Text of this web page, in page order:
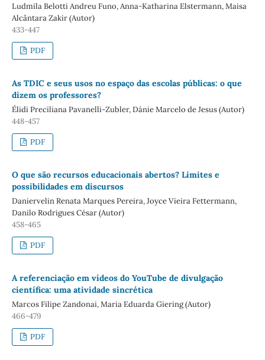
Ludmila Belotti Andreu Funo, Anna-Katharina Elstermann, Maisa
Alcântara Zakir (Autor)
433-447
PDF
As TDIC e seus usos no espaço das escolas públicas: o que
dizem os professores?
Élidi Preciliana Pavanelli-Zubler, Dánie Marcelo de Jesus (Autor)
448-457
PDF
O que são recursos educacionais abertos? Limites e
possibilidades em discursos
Daniervelin Renata Marques Pereira, Joyce Vieira Fettermann,
Danilo Rodrigues César (Autor)
458-465
PDF
A referenciação em vídeos do YouTube de divulgação
científica: uma atividade sincrética
Marcos Filipe Zandonai, Maria Eduarda Giering (Autor)
466-479
PDF